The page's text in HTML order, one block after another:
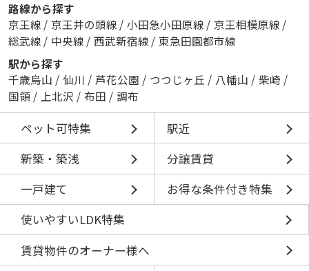
路線から探す
京王線 / 京王井の頭線 / 小田急小田原線 / 京王相模原線 /
総武線 / 中央線 / 西武新宿線 / 東急田園都市線
駅から探す
千歳烏山 / 仙川 / 芦花公園 / つつじヶ丘 / 八幡山 / 柴崎 /
国領 / 上北沢 / 布田 / 調布
ペット可特集
駅近
新築・築浅
分譲賃貸
一戸建て
お得な条件付き特集
使いやすいLDK特集
賃貸物件のオーナー様へ